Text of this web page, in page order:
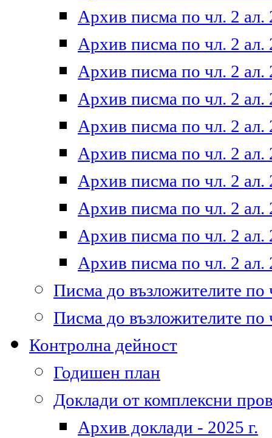
Архив писма по чл. 2 ал.
Архив писма по чл. 2 ал.
Архив писма по чл. 2 ал.
Архив писма по чл. 2 ал.
Архив писма по чл. 2 ал.
Архив писма по чл. 2 ал.
Архив писма по чл. 2 ал.
Архив писма по чл. 2 ал.
Архив писма по чл. 2 ал.
Архив писма по чл. 2 ал.
Писма до възложителите по
Писма до възложителите по
Контролна дейност
Годишен план
Доклади от комплексни
Архив доклади - 2025 г.